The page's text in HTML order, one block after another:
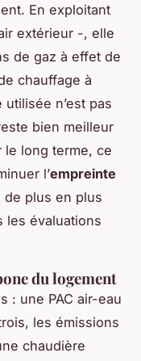
En exploitant
extérieur -, elle
de gaz à effet de
chauffage à
n’est pas
bien meilleur
le long terme, ce
l’empreinte
de plus en plus
les évaluations
du logement
: une PAC air-eau
les émissions
chaudière